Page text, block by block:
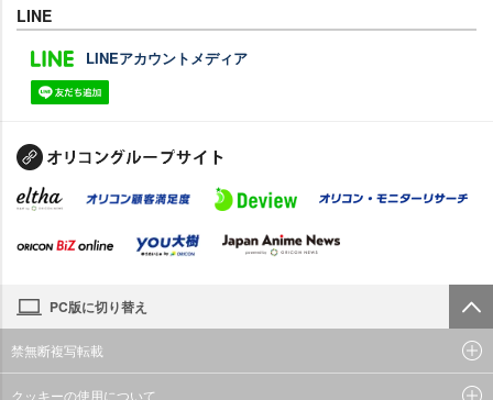
LINE
LINEアカウントメディア
PC版に切り替え
禁無断複写転載
クッキーの使用について